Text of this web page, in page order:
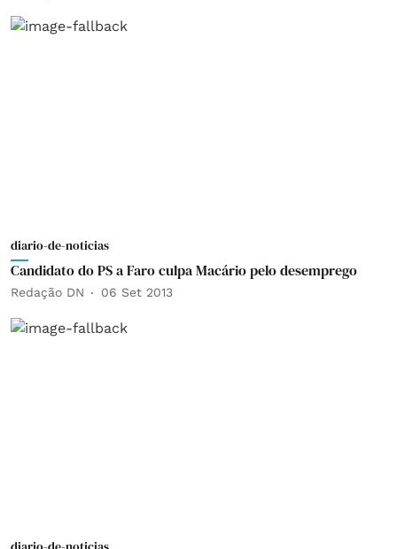
diario-de-noticias
Candidato do PS a Faro culpa Macário pelo desemprego
Redação DN 06 Set 2013